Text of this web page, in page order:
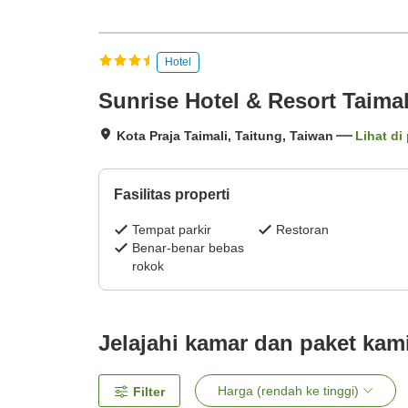
Hotel
Sunrise Hotel & Resort
Kota Praja Taimali, Taitung, Taiwan Lihat di
Fasilitas properti
Tempat parkir
Restoran
Benar-benar bebas
rokok
Jelajahi kamar dan paket
Filter Harga (rendah ke tinggi)